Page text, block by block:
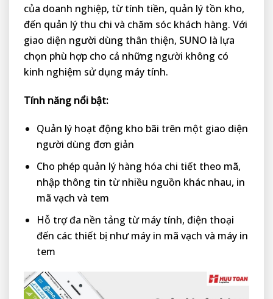
của doanh nghiệp, từ tính tiền, quản lý tồn kho,
đến quản lý thu chi và chăm sóc khách hàng. Với
giao diện người dùng thân thiện, SUNO là lựa
chọn phù hợp cho cả những người không có
kinh nghiệm sử dụng máy tính.
Tính năng nổi bật:
Quản lý hoạt động kho bãi trên một giao diện
người dùng đơn giản
Cho phép quản lý hàng hóa chi tiết theo mã,
nhập thông tin từ nhiều nguồn khác nhau, in
mã vạch và tem
Hỗ trợ đa nền tảng từ máy tính, điện thoại
đến các thiết bị như máy in mã vạch và máy in
tem